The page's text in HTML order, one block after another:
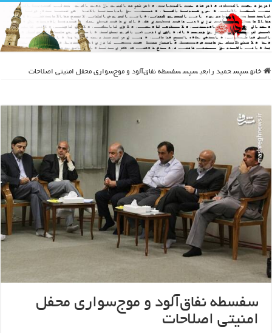
خانه سپس حمید رابعی سپس سفسطه نفاق‌آلود و موج‌سواری محفل امنیتی اصلاحات
سفسطه نفاق‌آلود و موج‌سواری محفل
امنیتی اصلاحات